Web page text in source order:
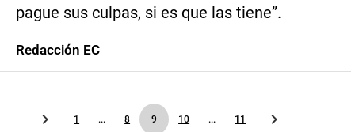
pague sus culpas, si es que las tiene”.
Redacción EC
1 ... 8 9 10 ... 11